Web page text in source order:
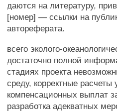
даются на литературу,
[номер] — ссылки на
автореферата.
всего эколого-
достаточно полной
стадиях проекта
среду, корректные
компенсационных выплат
разработка адекватных